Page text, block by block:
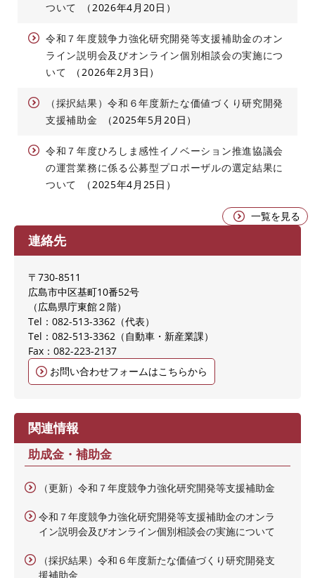
ついて
2026年4月20日
令和７年度競争力強化研究開発等支援補助金のオン
ライン説明会及びオンライン個別相談会の実施につ
いて
2026年2月3日
（採択結果）令和６年度新たな価値づくり研究開発
支援補助金
2025年5月20日
令和７年度ひろしま感性イノベーション推進協議会
の運営業務に係る公募型プロポーザルの選定結果に
ついて
2025年4月25日
一覧を見る
連絡先
〒730-8511
広島市中区基町10番52号
（広島県庁東館２階）
Tel：082-513-3362
代表
Tel：082-513-3362
自動車・新産業課
Fax：082-223-2137
お問い合わせフォームはこちらから
関連情報
助成金・補助金
（更新）令和７年度競争力強化研究開発等支援補助金
令和７年度競争力強化研究開発等支援補助金のオンラ
イン説明会及びオンライン個別相談会の実施について
（採択結果）令和６年度新たな価値づくり研究開発支
援補助金